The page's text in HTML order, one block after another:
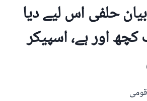
حلفی اس لیے دیا
کچھ اور ہے، اسپیکر
قومی